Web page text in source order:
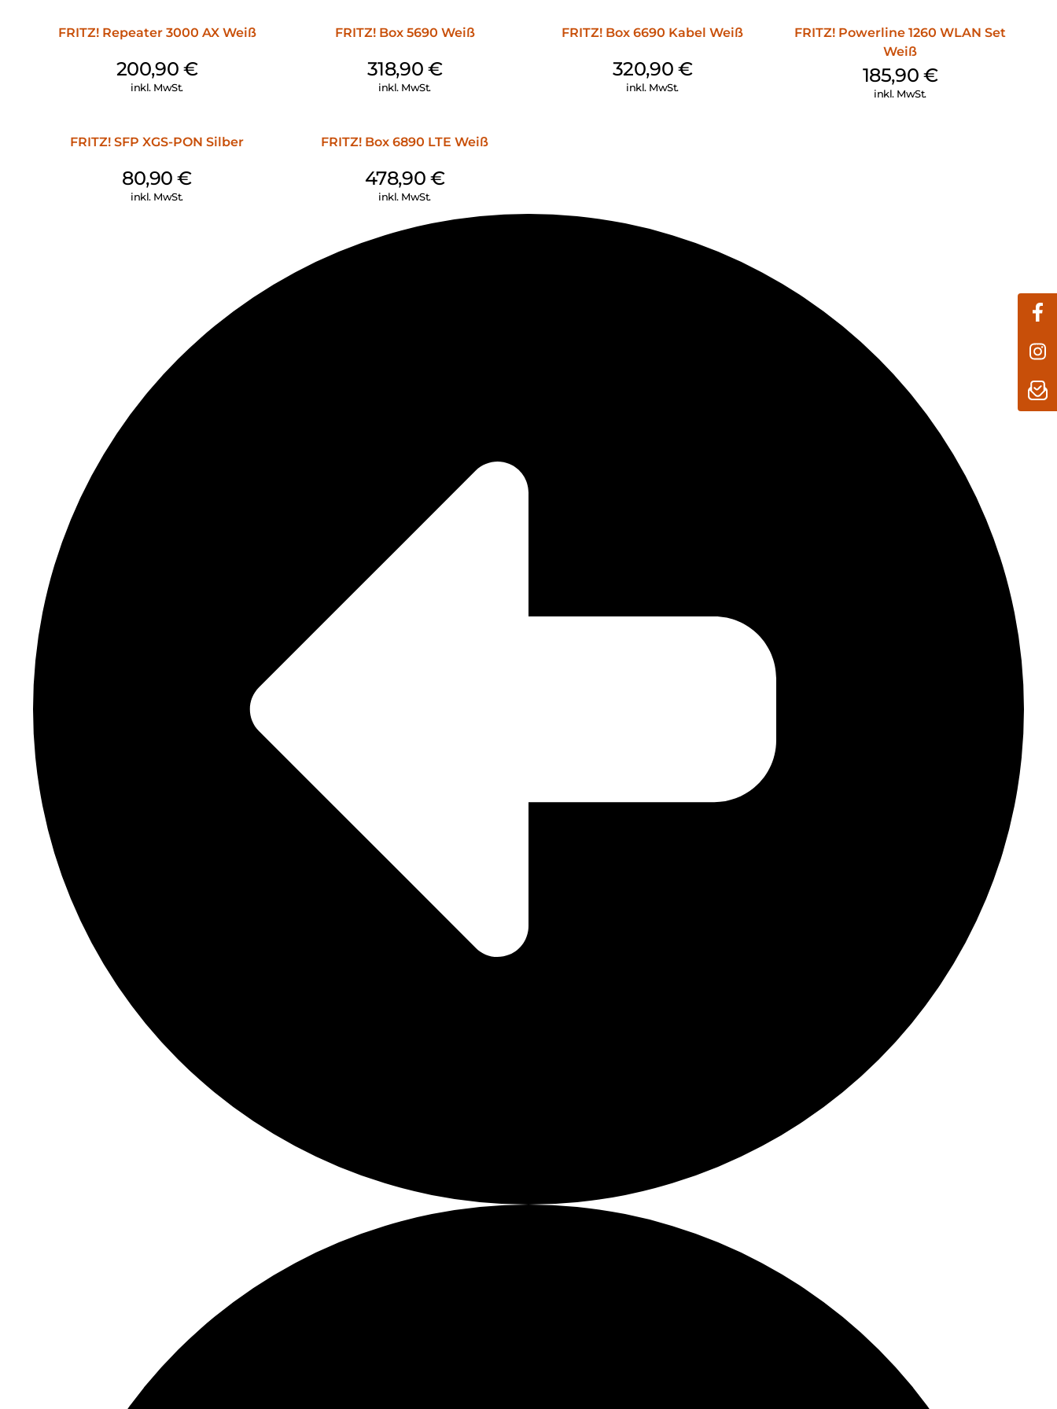
FRITZ! Repeater 3000 AX Weiß
200,90 €
inkl. MwSt.
FRITZ! Box 5690 Weiß
318,90 €
inkl. MwSt.
FRITZ! Box 6690 Kabel Weiß
320,90 €
inkl. MwSt.
FRITZ! Powerline 1260 WLAN Set
Weiß
185,90 €
inkl. MwSt.
FRITZ! SFP XGS-PON Silber
80,90€
inkl. MwSt.
FRITZ! Box 6890 LTE Weiß
478,90 €
inkl. MwSt.